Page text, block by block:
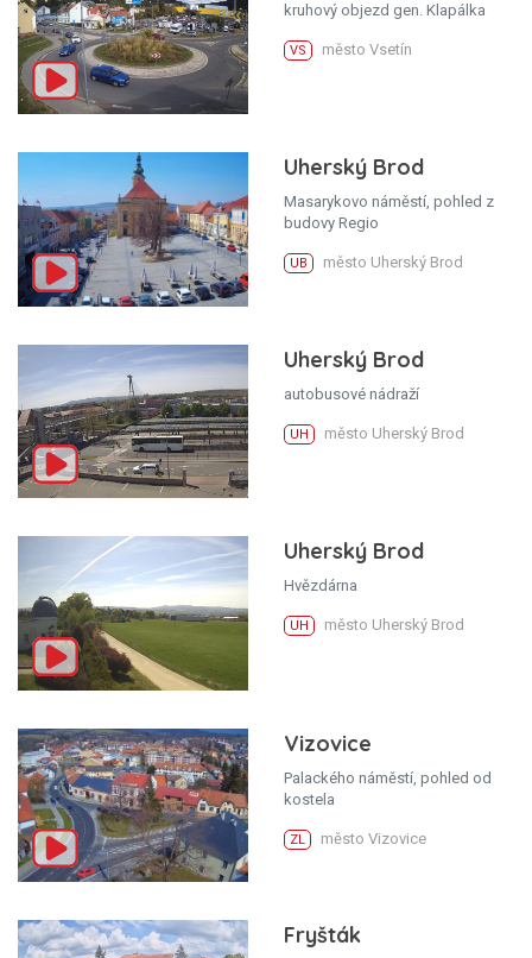
kruhový objezd gen. Klapálka
VS město Vsetín
Uherský Brod
Masarykovo náměstí, pohled z
budovy Regio
UB město Uherský Brod
Uherský Brod
autobusové nádraží
UH město Uherský Brod
Uherský Brod
Hvězdárna
UH město Uherský Brod
Vizovice
Palackého náměstí, pohled od
kostela
ZL město Vizovice
Fryšták